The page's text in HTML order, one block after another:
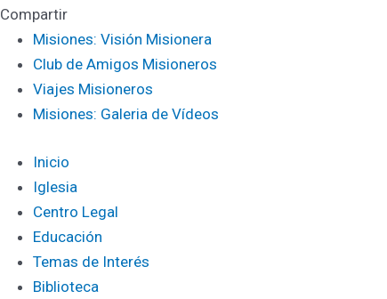
Compartir
Misiones: Visión Misionera
Club de Amigos Misioneros
Viajes Misioneros
Misiones: Galeria de Vídeos
Inicio
Iglesia
Centro Legal
Educación
Temas de Interés
Biblioteca